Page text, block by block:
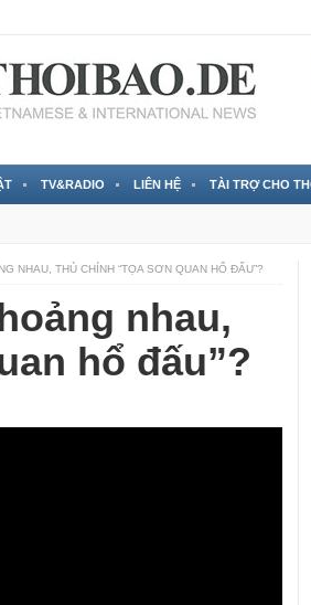
TV&RADIO LIÊN HỆ TÀI TRỢ CHO
NHAU, THỦ CHÍNH “TỌA SƠN QUAN HỔ ĐẤU”?
nhau,
hổ đấu”?